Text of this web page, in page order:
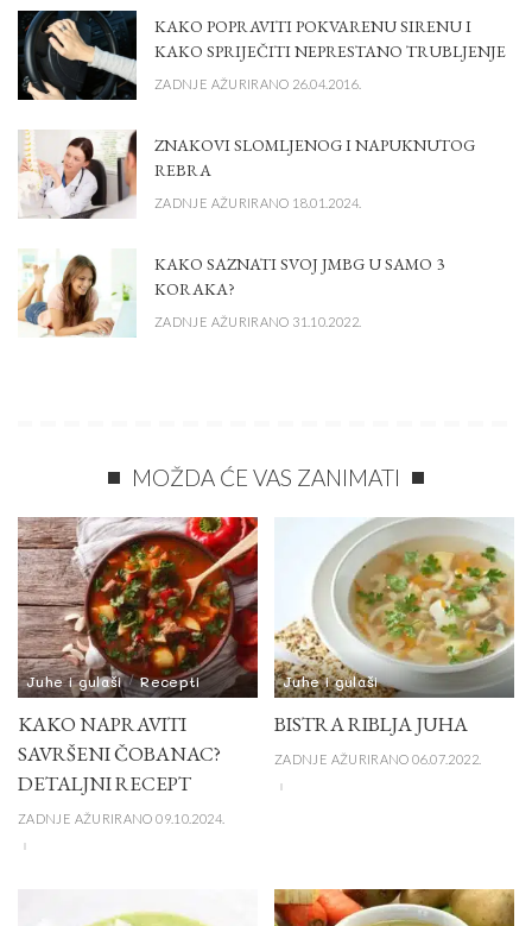
KAKO POPRAVITI POKVARENU SIRENU I
KAKO SPRIJEČITI NEPRESTANO TRUBLJENJE
ZADNJE AŽURIRANO 26.04.2016.
ZNAKOVI SLOMLJENOG I NAPUKNUTOG
REBRA
ZADNJE AŽURIRANO 18.01.2024.
KAKO SAZNATI SVOJ JMBG U SAMO 3
KORAKA?
ZADNJE AŽURIRANO 31.10.2022.
MOŽDA ĆE VAS ZANIMATI
Juhe i gulaši Recepti
KAKO NAPRAVITI
SAVRŠENI ČOBANAC?
DETALJNI RECEPT
ZADNJE AŽURIRANO 09.10.2024.
Juhe i gulaši
BISTRA RIBLJA JUHA
ZADNJE AŽURIRANO 06.07.2022.